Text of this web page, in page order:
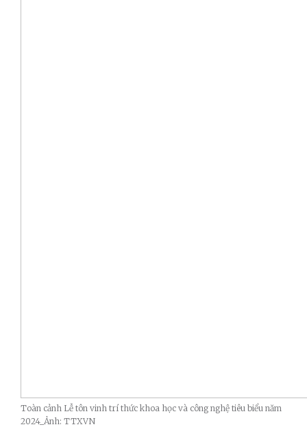
Toàn cảnh Lễ tôn vinh trí thức khoa học và công nghệ tiêu biểu năm
2024_Ảnh: TTXVN